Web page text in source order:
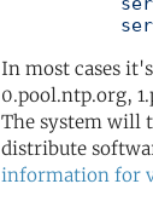
In most cases
0.pool.ntp.org,
The system will
distribute
information for